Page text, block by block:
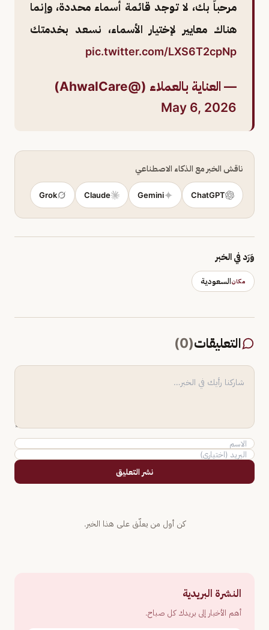
مرحباً بك، لا توجد قائمة أسماء محددة، وإنما
هناك معايير لإختيار الأسماء، نسعد بخدمتك
pic.twitter.com/LXS6T2cpNp
— العناية بالعملاء (@AhwalCare)
May 6, 2026
ناقش الخبر مع الذكاء الاصطناعي
ChatGPT
Gemini
Claude
Grok
وَرَد في الخبر
مكانالسعودية
التعليقات(
0
)
نشر التعليق
كن أول من يعلّق على هذا الخبر.
النشرة البريدية
أهم الأخبار إلى بريدك كل صباح.